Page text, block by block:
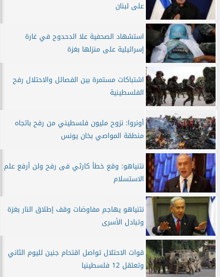
على لبنان
استشهاد الصحفية علا الدحدوح في غارة
إسرائيلية على منزلها بغزة
اشتباكات مستمرة بين الفصائل والاحتلال رفح
الفلسطينية
أونروا: نزوح مليون فلسطيني من رفح باتجاه
منطقة المواصي بخان يونس
نتنياهو: وقع خطأ كارثي فى رفح ولن أرفع علم
الاستسلام
نتنياهو يهاجم مفاوضات وقف إطلاق النار بغزة
وتبادل الأسرى
قوات الاحتلال تواصل اقتحام جنين لليوم الثاني
وتعتقل 12 فلسطينيا